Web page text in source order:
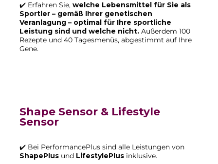
✔️ Erfahren Sie, welche Lebensmittel für Sie als
Sportler – gemäß Ihrer genetischen
Veranlagung – optimal für Ihre sportliche
Leistung sind und welche nicht. Außerdem 100
Rezepte und 40 Tagesmenüs, abgestimmt auf Ihre
Gene.
Shape Sensor & Lifestyle
Sensor
✔️ Bei PerformancePlus sind alle Leistungen von
ShapePlus und LifestylePlus inklusive.